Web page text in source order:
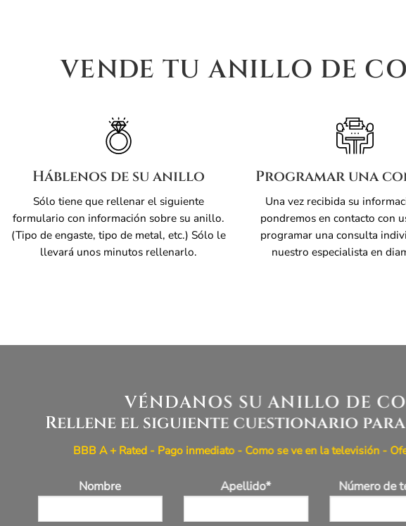
VENDE TU ANILLO DE
Háblenos de su anillo
Sólo tiene que rellenar el siguiente
formulario con información sobre su anillo.
(Tipo de engaste, tipo de metal, etc.) Sólo le
llevará unos minutos rellenarlo.
Programar una
Una vez recibida su
pondremos en contacto con
programar una consulta
nuestro especialista en
VÉNDANOS SU ANILLO DE
Rellene el siguiente cuestionario
BBB A + Rated - Pago inmediato - Como se ve en la televisión -
Nombre Apellido* Número de